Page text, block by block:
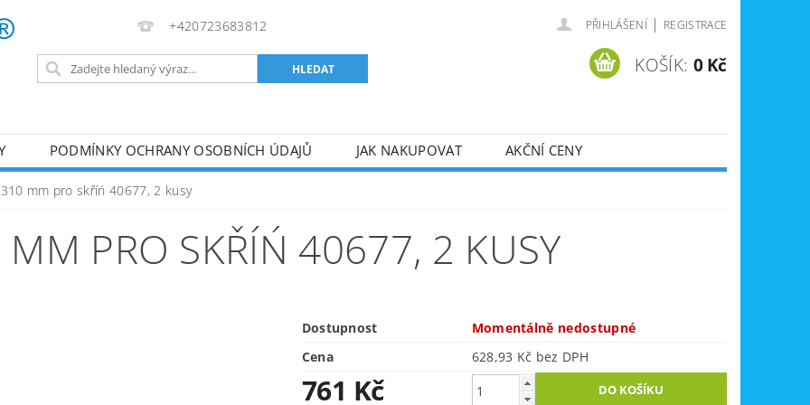
+420723683812 PŘIHLÁŠENÍ | REGISTRACE
KOŠÍK: 0 Kč
PODMÍNKY OCHRANY OSOBNÍCH ÚDAJŮ JAK NAKUPOVAT
AKČNÍ CENY
AKUMULÁTOROVÉ NÁŘADÍ
RUČNÍ NÁŘADÍ AKU NÁŘADÍ STAVEBNÍ STROJE
ÚKLIDOVÁ TECHNIKA
mm pro skříń 40677, 2 kusy
PRO SKŘÍŃ 40677, 2 KUSY
Dostupnost
Momentálně nedostupné
Cena
628,93 Kč bez DPH
761 Kč